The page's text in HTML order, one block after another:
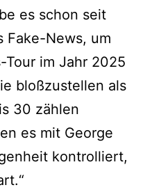
es schon seit
Fake-News, um
Tour im Jahr 2025
bloßzustellen als
30 zählen
es mit George
kontrolliert,